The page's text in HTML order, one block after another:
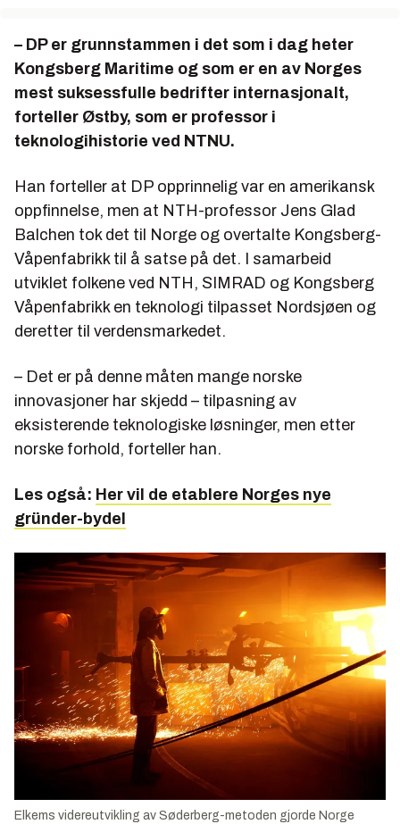
– DP er grunnstammen i det som i dag heter
Kongsberg Maritime og som er en av Norges
mest suksessfulle bedrifter internasjonalt,
forteller Østby, som er professor i
teknologihistorie ved NTNU.
Han forteller at DP opprinnelig var en amerikansk
oppfinnelse, men at NTH-professor Jens Glad
Balchen tok det til Norge og overtalte Kongsberg-
Våpenfabrikk til å satse på det. I samarbeid
utviklet folkene ved NTH, SIMRAD og Kongsberg
Våpenfabrikk en teknologi tilpasset Nordsjøen og
deretter til verdensmarkedet.
– Det er på denne måten mange norske
innovasjoner har skjedd – tilpasning av
eksisterende teknologiske løsninger, men etter
norske forhold, forteller han.
Les også: Her vil de etablere Norges nye
gründer-bydel
Elkems videreutvikling av Søderberg-metoden gjorde Norge